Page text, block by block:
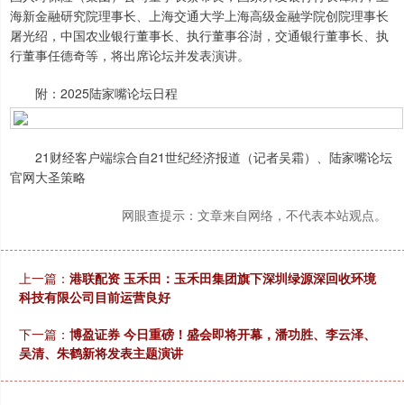
海新金融研究院理事长、上海交通大学上海高级金融学院创院理事长
屠光绍，中国农业银行董事长、执行董事谷澍，交通银行董事长、执
行董事任德奇等，将出席论坛并发表演讲。
附：2025陆家嘴论坛日程
21财经客户端综合自21世纪经济报道（记者吴霜）、陆家嘴论坛
官网大圣策略
网眼查提示：文章来自网络，不代表本站观点。
上一篇： 港联配资 玉禾田：玉禾田集团旗下深圳绿源深回收环境
科技有限公司目前运营良好
下一篇： 博盈证券 今日重磅！盛会即将开幕，潘功胜、李云泽、
吴清、朱鹤新将发表主题演讲